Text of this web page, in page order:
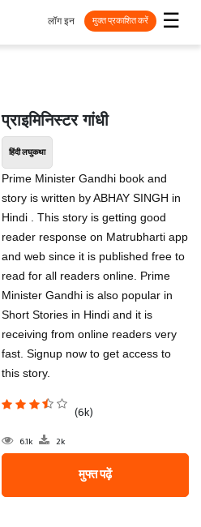
☰
लॉग इन मुक्त प्रकाशित करें
प्राइमिनिस्टर गांधी
हिंदी लघुकथा
Prime Minister Gandhi book and
story is written by ABHAY SINGH in
Hindi . This story is getting good
reader response on Matrubharti app
and web since it is published free to
read for all readers online. Prime
Minister Gandhi is also popular in
Short Stories in Hindi and it is
receiving from online readers very
fast. Signup now to get access to
this story.
(6k)
6.1k 2k
मुफ्त पढ़ें